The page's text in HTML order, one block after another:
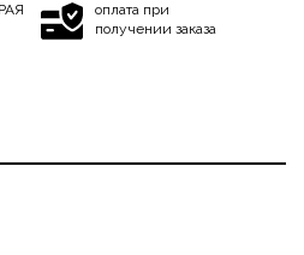
оплата при
получении заказа